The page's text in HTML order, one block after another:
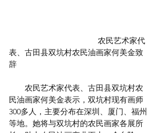
表、古田县双坑村农民油画家何美金致
辞
民油画家何美金表示，双坑村现有画师
300多人，主要分布在深圳、厦门、福州
等地。她将与双坑村的农民画家各展所